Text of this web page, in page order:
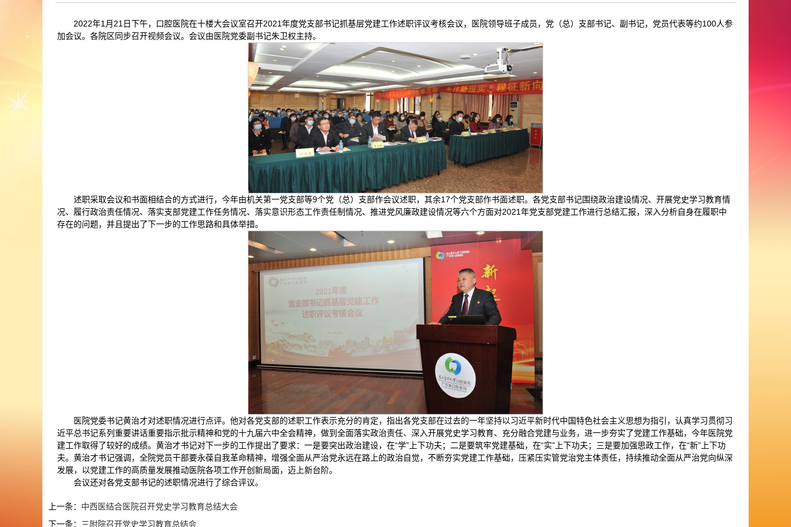
2022年1月21日下午，口腔医院在十楼大会议室召开2021年度党支部书记抓基层党建工作述职评议考核会议，医院领导班子成员，党（总）支部书记、副书记，党员代表等约100人参
加会议。各院区同步召开视频会议。会议由医院党委副书记朱卫权主持。
述职采取会议和书面相结合的方式进行，今年由机关第一党支部等9个党（总）支部作会议述职，其余17个党支部作书面述职。各党支部书记围绕政治建设情况、开展党史学习教育情
况、履行政治责任情况、落实支部党建工作任务情况、落实意识形态工作责任制情况、推进党风廉政建设情况等六个方面对2021年党支部党建工作进行总结汇报，深入分析自身在履职中
存在的问题，并且提出了下一步的工作思路和具体举措。
医院党委书记黄治才对述职情况进行点评。他对各党支部的述职工作表示充分的肯定，指出各党支部在过去的一年坚持以习近平新时代中国特色社会主义思想为指引，认真学习贯彻习
近平总书记系列重要讲话重要指示批示精神和党的十九届六中全会精神，做到全面落实政治责任、深入开展党史学习教育、充分融合党建与业务，进一步夯实了党建工作基础，今年医院党
建工作取得了较好的成绩。黄治才书记对下一步的工作提出了要求：一是要突出政治建设，在“学”上下功夫；二是要筑牢党建基础，在“实”上下功夫；三是要加强思政工作，在“新”上下功
夫。黄治才书记强调，全院党员干部要永葆自我革命精神，增强全面从严治党永远在路上的政治自觉，不断夯实党建工作基础，压紧压实管党治党主体责任，持续推动全面从严治党向纵深
发展，以党建工作的高质量发展推动医院各项工作开创新局面，迈上新台阶。
会议还对各党支部书记的述职情况进行了综合评议。
上一条： 中西医结合医院召开党史学习教育总结大会
下一条： 三附院召开党史学习教育总结会